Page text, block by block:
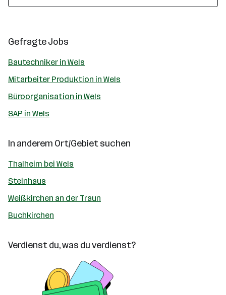
Gefragte Jobs
Bautechniker in Wels
Mitarbeiter Produktion in Wels
Büroorganisation in Wels
SAP in Wels
In anderem Ort/Gebiet suchen
Thalheim bei Wels
Steinhaus
Weißkirchen an der Traun
Buchkirchen
Verdienst du, was du verdienst?